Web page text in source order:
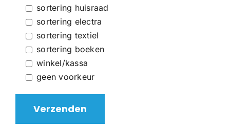
sortering huisraad
sortering electra
sortering textiel
sortering boeken
winkel/kassa
geen voorkeur